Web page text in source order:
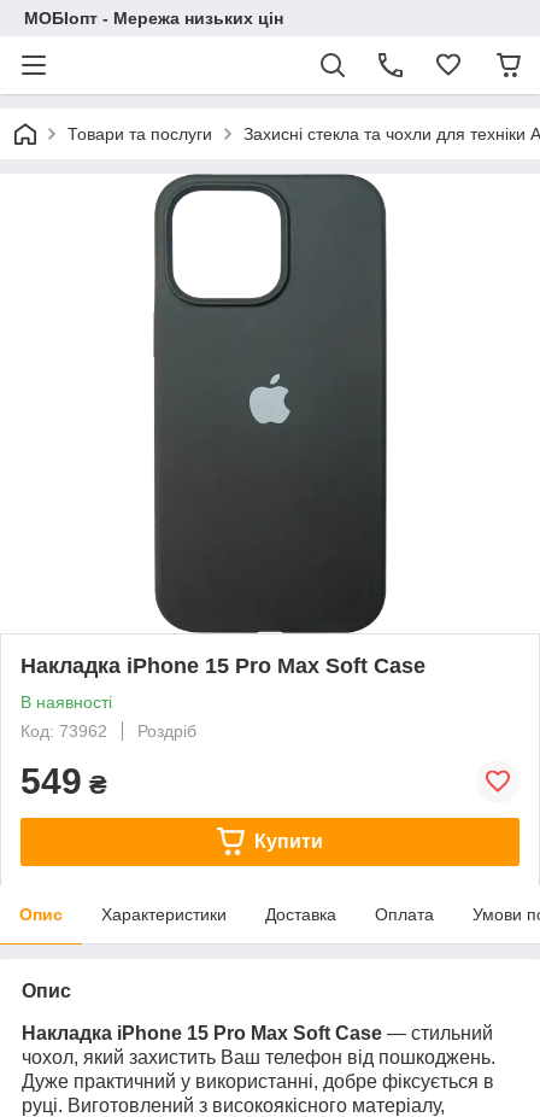
МОБІопт - Мережа низьких цін
Товари та послуги Захисні стекла та чохли для техніки
Накладка iPhone 15 Pro Max Soft Case
В наявності
Код: 73962
Роздріб
549 ₴
Купити
Опис Характеристики Доставка Оплата Умови
Опис
Накладка iPhone 15 Pro Max Soft Case — стильний
чохол, який захистить Ваш телефон від пошкоджень.
Дуже практичний у використанні, добре фіксується в
руці. Виготовлений з високоякісного матеріалу,